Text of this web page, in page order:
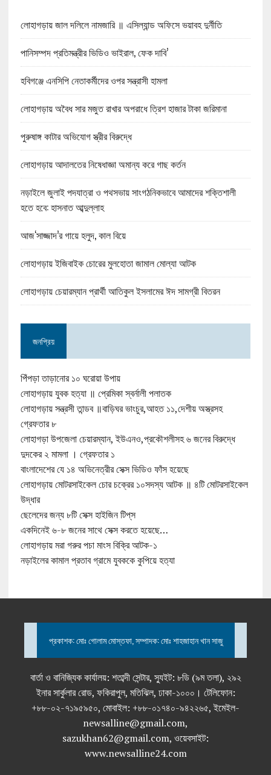
লোহাগড়ায় জাল দলিলে নামজারি ॥ এসিল্যান্ড অফিসে ভয়াবহ দুর্নীতি
পানিসম্পদ প্রতিমন্ত্রীর ভিডিও ভাইরাল, ফেক দাবি’
হবিগঞ্জে এনসিপি নেতাকর্মীদের ওপর সন্ত্রাসী হামলা
লোহাগড়ায় অবৈধ সার মজুত রাখার অপরাধে ত্রিশ হাজার টাকা জরিমানা
পুরুষাঙ্গ কাটার অভিযোগ স্ত্রীর বিরুদ্ধে
লোহাগড়ায় আদালতের নিষেধাজ্ঞা অমান্য করে গাছ কর্তন
নড়াইলে জুলাই পদযাত্রা ও পথসভায় সাংগঠনিকভাবে আমাদের শক্তিশালী
হতে হবে: হাসনাত আব্দুল্লাহ
আজ‘সাজ্জাদ’র গায়ে হলুদ, কাল বিয়ে
লোহাগড়ায় ইজিবাইক চোরের মুলহোতা জামাল মোল্যা আটক
লোহাগড়ায় চেয়ারম্যান প্রার্থী আতিকুল ইসলামের ঈদ সামগ্রী বিতরন
জনপ্রিয়
পিঁপড়া তাড়ানোর ১০ ঘরোয়া উপায়
লোহাগড়ায় যুবক হত্যা ॥ প্রেমিকা স্বর্নালী পলাতক
লোহাগড়ায় সন্ত্রসী তান্ডব ॥বাড়িঘর ভাংচুর,আহত ১১,দেশীয় অস্ত্রসহ
গ্রেফতার ৮
লোহাগড়া উপজেলা চেয়ারম্যান, ইউএনও,প্রকৌশলীসহ ৬ জনের বিরুদ্ধে
দুদকের ২ মামলা । গ্রেফতার ১
বাংলাদেশের যে ১৪ অভিনেত্রীর সেক্স ভিডিও ফাঁস হয়েছে
লোহাগড়ায় মোটরসাইকেল চোর চক্রের ১০সদস্য আটক ॥ ৪টি মোটরসাইকেল
উদ্ধার
ছেলেদের জন্য ৮টি সেক্স হাইজিন টিপ্‌স
একদিনেই ৬-৮ জনের সাথে সেক্স করতে হয়েছে…
লোহাগড়ায় মরা গরুর পচা মাংস বিক্রি আটক-১
নড়াইলের কামাল প্রতাব গ্রামে যুবককে কুপিয়ে হত্যা
প্রকাশক: মোঃ গোলাম মোস্তফা, সম্পাদক: মোঃ শাহজাহান খান সাজু
বার্তা ও বানিজ্যিক কার্যালয়: শতাব্দী সেন্টার, স্যুইট: ৮ডি (৯ম তলা), ২৯২
ইনার সার্কুলার রোড, ফকিরাপুল, মতিঝিল, ঢাকা-১০০০। টেলিফোন:
+৮৮-০২-৭১৯৫৯৫০, মোবাইল: +৮৮-০১৭৪০-৯৪২২৬৫, ইমেইল-
newsalline@gmail.com,
sazukhan62@gmail.com, ওয়েবসাইট:
www.newsalline24.com